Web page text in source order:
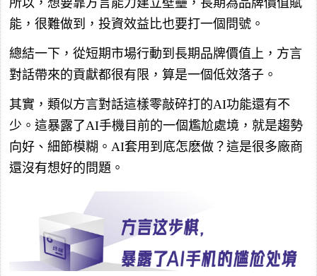
能，很難做到，投資效益比也要打一個問號。
總結一下，從短期市場行動到長期品牌價值上，方言
對話帶來的貢獻都很有限，算是一個低效落子。
其實，類似方言對話這樣零敲碎打的AI功能還有不
少。這暴露了AI手機目前的一個尷尬處境，就是趨勢
向好、細節模糊。AI套用到底怎麽做？這是很多廠商
還沒有想好的問題。